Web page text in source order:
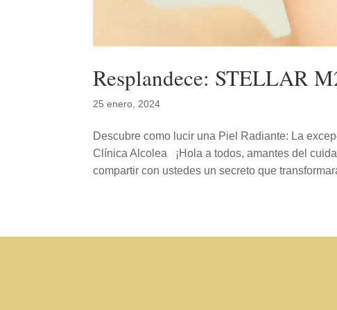
Resplandece: STELLAR
25 enero, 2024
Descubre como lucir una Piel Radiante: La
Clínica Alcolea ¡Hola a todos, amantes del
compartir con ustedes un secreto que